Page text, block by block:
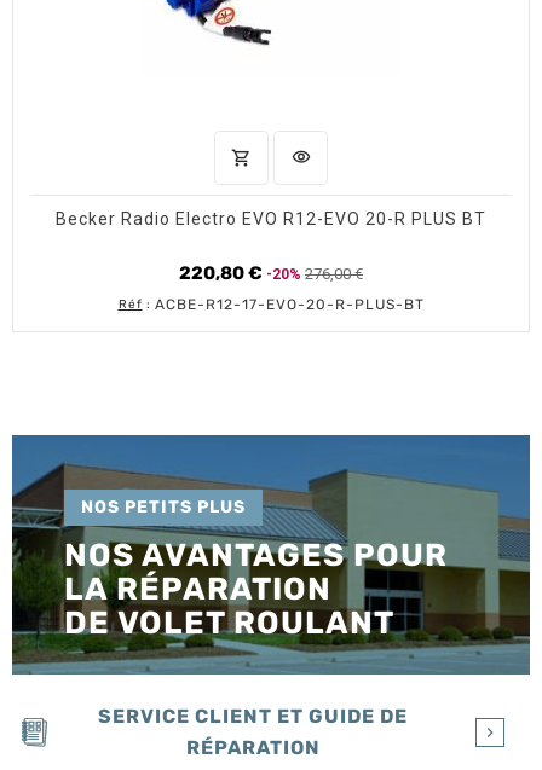
shopping_cart AJOUTER AU PANIER
visibility
Becker Radio Electro EVO R12-EVO 20-R PLUS BT
220,80 € Prix
de
-20% 276,00 €
Prix
Réf : ACBE-R12-17-EVO-20-R-PLUS-BT
NOS PETITS PLUS
NOS AVANTAGES POUR
LA RÉPARATION
DE VOLET ROULANT
SERVICE CLIENT ET GUIDE DE
RÉPARATION